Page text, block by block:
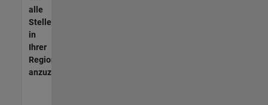
alle
Stellenangebote
in
Ihrer
Region
anzuzeigen.